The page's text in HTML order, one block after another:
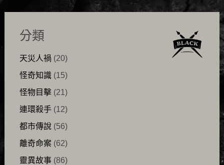
分類
天災人禍 (20)
怪奇知識(15)
怪物目擊(21)
連環殺手(12)
都市傳說(56)
離奇命案(62)
靈異故事(86)